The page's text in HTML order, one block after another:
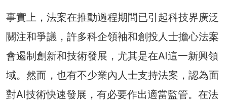
事實上，法案在推動過程期間已引起科技界廣泛
關注和爭議，許多科企領袖和創投人士擔心法案
會遏制創新和技術發展，尤其是在AI這一新興領
域。然而，也有不少業內人士支持法案，認為面
對AI技術快速發展，有必要作出適當監管。在法